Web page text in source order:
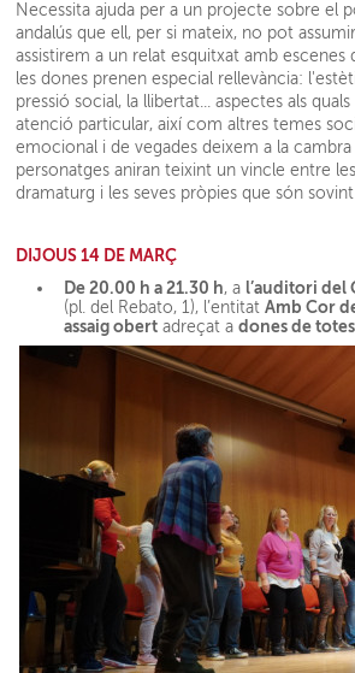
Necessita ajuda per a un projecte sobre el
andalús que ell, per si mateix, no pot
assistirem a un relat esquitxat amb
les dones prenen especial rellevància:
pressió social, la llibertat... aspectes als
atenció particular, així com altres temes
emocional i de vegades deixem a la cambra
personatges aniran teixint un vincle entre
dramaturg i les seves pròpies que són
DIJOUS 14 DE MARÇ
De 20.00 h a 21.30 h, a l’auditori del
(pl. del Rebato, 1), l’entitatAmb Cor
assaig obert adreçat adones de